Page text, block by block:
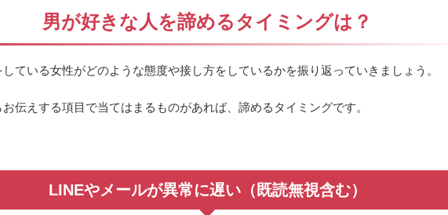
男が好きな人を諦めるタイミングは？
している女性がどのような態度や接し方をしているかを振り返っていきましょう。
お伝えする項目で当てはまるものがあれば、諦めるタイミングです。
LINEやメールが異常に遅い（既読無視含む）